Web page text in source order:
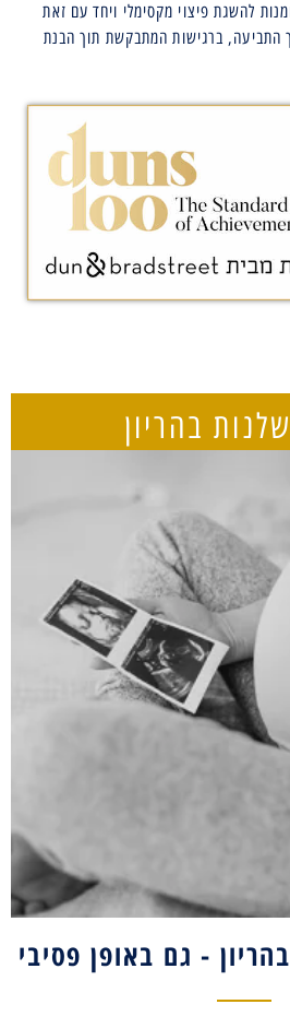
להשגת פיצוי מקסימלי ויחד עם זאת
התביעה, ברגישות המתבקשת תוך הבנת
בהריון
- גם באופן פסיבי